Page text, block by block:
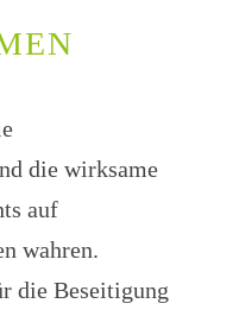
die wirksame
auf
wahren.
die Beseitigung